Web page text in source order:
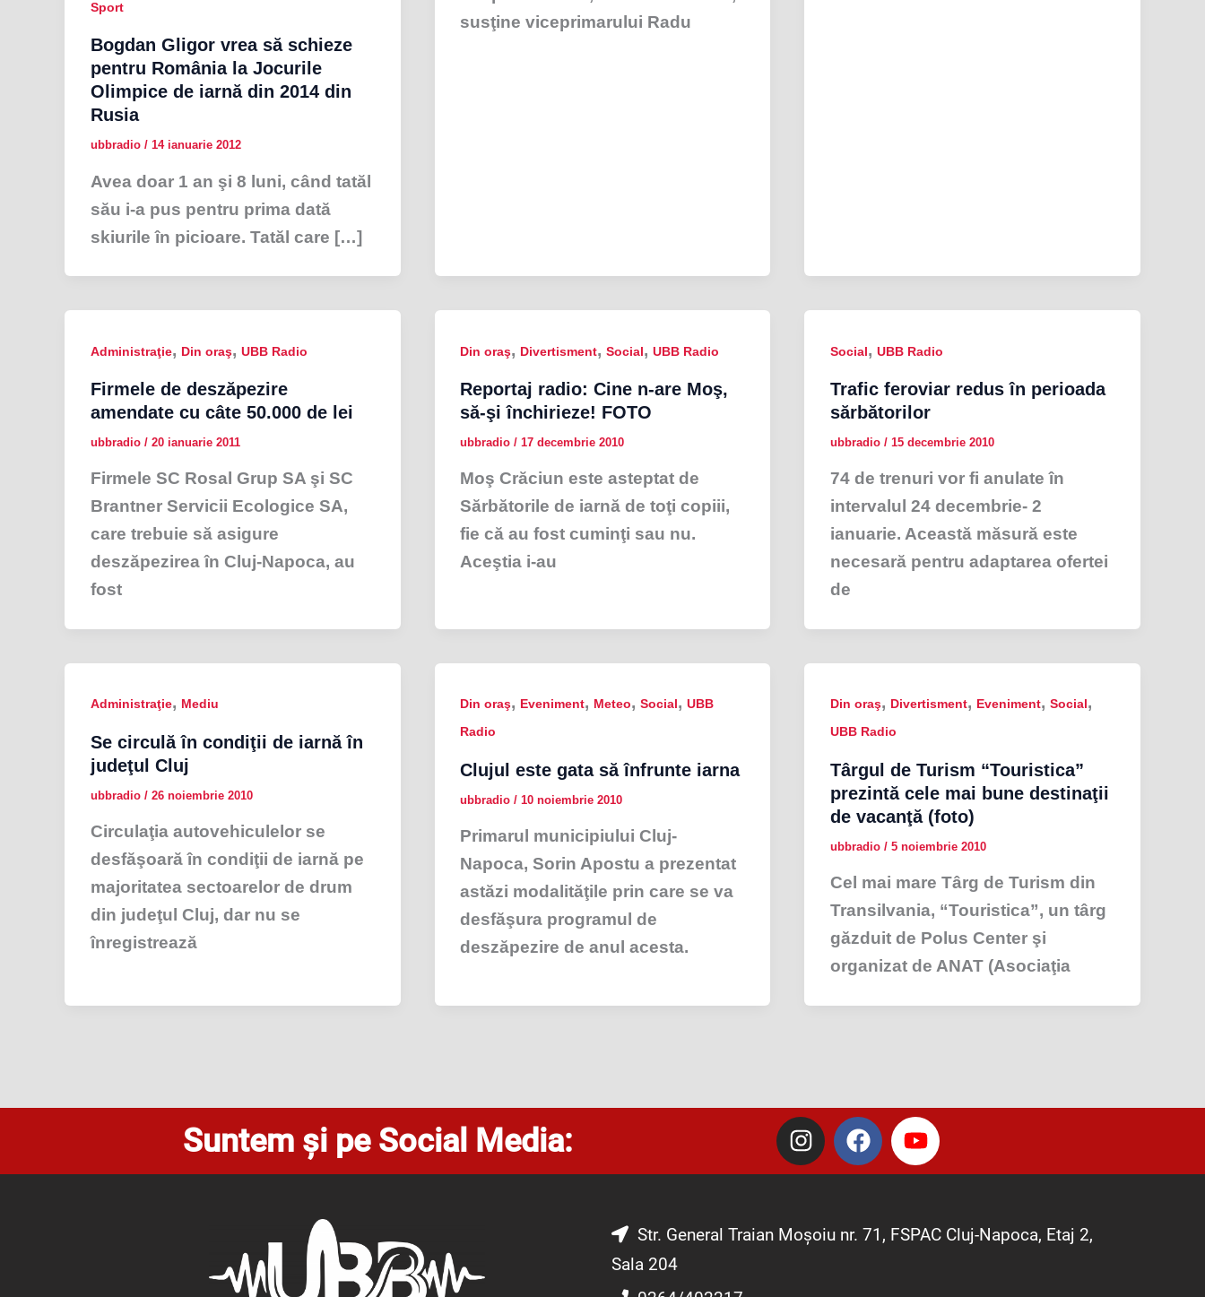
Sport
Bogdan Gligor vrea să schieze
pentru România la Jocurile
Olimpice de iarnă din 2014 din
Rusia
ubbradio / 14 ianuarie 2012
Avea doar 1 an şi 8 luni, când tatăl
său i-a pus pentru prima dată
skiurile în picioare. Tatăl care […]
susţine viceprimarului Radu
Administraţie, Din oraş, UBB Radio
Firmele de deszăpezire
amendate cu câte 50.000 de lei
ubbradio / 20 ianuarie 2011
Firmele SC Rosal Grup SA şi SC
Brantner Servicii Ecologice SA,
care trebuie să asigure
deszăpezirea în Cluj-Napoca, au
fost
Din oraş, Divertisment,Social,UBB Radio
Reportaj radio: Cine n-are Moş,
să-şi închirieze! FOTO
ubbradio/17 decembrie 2010
Moş Crăciun este asteptat de
Sărbătorile de iarnă de toţi copiii,
fie că au fost cuminţi sau nu.
Aceştia i-au
Social, UBB Radio
Trafic feroviar redus în perioada
sărbătorilor
ubbradio / 15 decembrie 2010
74 de trenuri vor fi anulate în
intervalul 24 decembrie- 2
ianuarie. Această măsură este
necesară pentru adaptarea ofertei
de
Administraţie, Mediu
Se circulă în condiţii de iarnă în
judeţul Cluj
ubbradio / 26 noiembrie 2010
Circulaţia autovehiculelor se
desfăşoară în condiţii de iarnă pe
majoritatea sectoarelor de drum
din judeţul Cluj, dar nu se
înregistrează
Din oraş, Eveniment, Meteo,Social,UBB
Radio
Clujul este gata să înfrunte iarna
ubbradio/10 noiembrie 2010
Primarul municipiului Cluj-
Napoca, Sorin Apostu a prezentat
astăzi modalităţile prin care se va
desfăşura programul de
deszăpezire de anul acesta.
Din oraş, Divertisment, Eveniment, Social,
UBB Radio
Târgul de Turism “Touristica”
prezintă cele mai bune destinaţii
de vacanţă (foto)
ubbradio / 5 noiembrie 2010
Cel mai mare Târg de Turism din
Transilvania, “Touristica”, un târg
găzduit de Polus Center şi
organizat de ANAT (Asociaţia
Suntem și pe Social Media:
I
n
s
g
F
a
c
b
o
Y
o
u
u
b
Str. General Traian Moșoiu nr. 71, FSPAC Cluj-Napoca, Etaj 2,
Sala 204